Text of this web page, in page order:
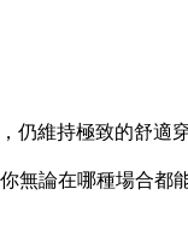
仍維持極致的舒適
無論在哪種場合都